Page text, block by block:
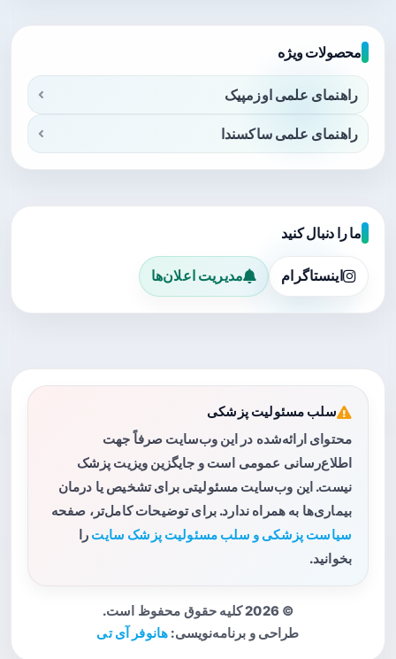
محصولات ویژه
راهنمای علمی اوزمپیک
راهنمای علمی ساکسندا
ما را دنبال کنید
اینستاگرام مدیریت اعلان‌ها
سلب مسئولیت پزشکی
محتوای ارائه‌شده در این وب‌سایت صرفاً جهت
اطلاع‌رسانی عمومی است و جایگزین ویزیت پزشک
نیست. این وب‌سایت مسئولیتی برای تشخیص یا درمان
بیماری‌ها به همراه ندارد. برای توضیحات کامل‌تر، صفحه
سیاست پزشکی و سلب مسئولیت پزشک سایت را
بخوانید.
© 2026 کلیه حقوق محفوظ است.
طراحی و برنامه‌نویسی: هانوفر آی تی